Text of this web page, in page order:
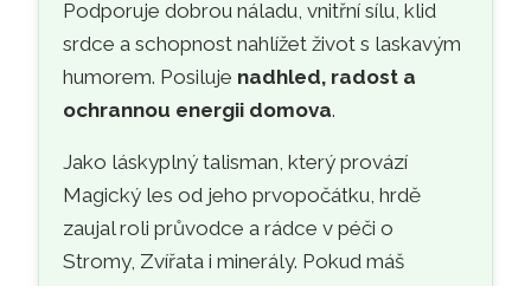
Podporuje dobrou náladu, vnitřní sílu, klid
srdce a schopnost nahlížet život s laskavým
humorem. Posiluje nadhled, radost a
ochrannou energii domova.
Jako láskyplný talisman, který provází
Magický les od jeho prvopočátku, hrdě
zaujal roli průvodce a rádce v péči o
Stromy, Zvířata i minerály. Pokud máš